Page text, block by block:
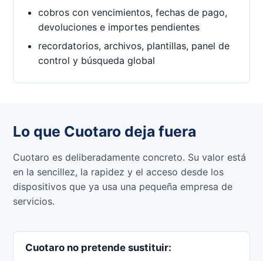
cobros con vencimientos, fechas de pago,
devoluciones e importes pendientes
recordatorios, archivos, plantillas, panel de
control y búsqueda global
Lo que Cuotaro deja fuera
Cuotaro es deliberadamente concreto. Su valor está
en la sencillez, la rapidez y el acceso desde los
dispositivos que ya usa una pequeña empresa de
servicios.
Cuotaro no pretende sustituir: